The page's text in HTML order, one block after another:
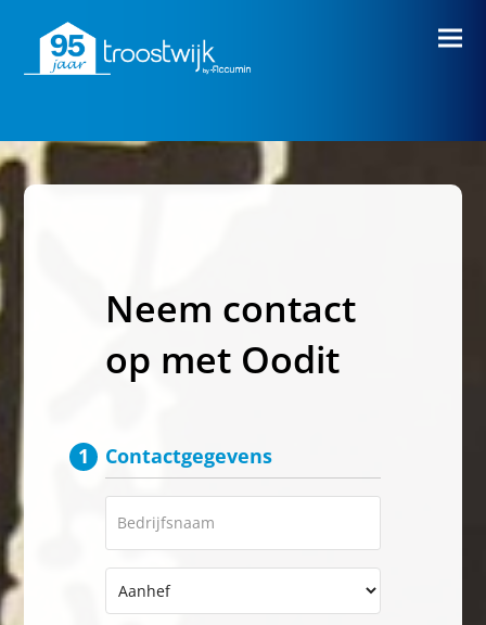
Neem contact
op met Oodit
Contactgegevens
Naam